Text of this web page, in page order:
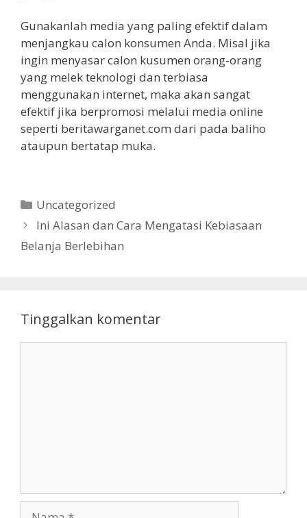
Gunakanlah media yang paling efektif dalam
menjangkau calon konsumen Anda. Misal jika
ingin menyasar calon kusumen orang-orang
yang melek teknologi dan terbiasa
menggunakan internet, maka akan sangat
efektif jika berpromosi melalui media online
seperti beritawarganet.com dari pada baliho
ataupun bertatap muka.
Kategori
Uncategorized
Ini Alasan dan Cara Mengatasi Kebiasaan
Belanja Berlebihan
Tinggalkan komentar